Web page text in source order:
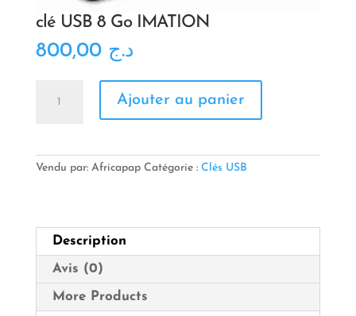
clé USB 8 Go IMATION
د.ج 800,00
Go
Ajouter au panier
Vendu par: Africapap Catégorie : Clés USB
Description
Avis (0)
More Products